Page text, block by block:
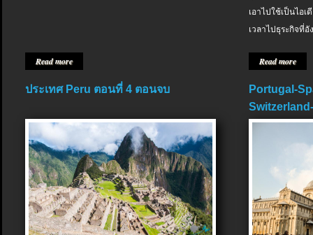
Read more
เอาไปใช้เป็นไอ
เวลาไปธุระกิจที่อั
Read more
ประเทศ Peru ตอนที่ 4 ตอนจบ
Portugal-